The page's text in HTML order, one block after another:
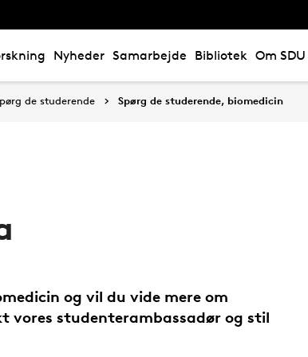
Nyheder Samarbejde Bibliotek Om SDU
de studerende Spørg de studerende, biomedicin
og vil du vide mere om
vores studenterambassadør og stil